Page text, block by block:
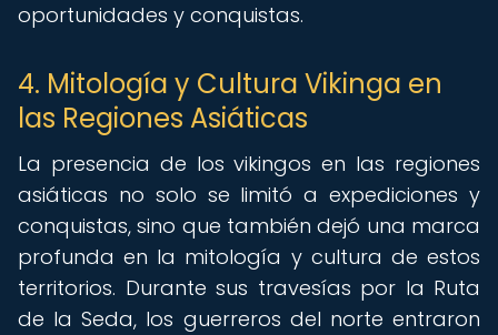
oportunidades y conquistas.
4. Mitología y Cultura Vikinga en
las Regiones Asiáticas
La presencia de los vikingos en las regiones
asiáticas no solo se limitó a expediciones y
conquistas, sino que también dejó una marca
profunda en la mitología y cultura de estos
territorios. Durante sus travesías por la Ruta
de la Seda, los guerreros del norte entraron